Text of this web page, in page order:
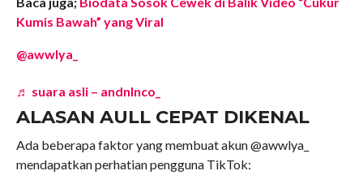
Kumis Bawah” yang Viral
@awwlya_
♬ suara asli – andnlnco_
ALASAN AULL CEPAT DIKENAL
Ada beberapa faktor yang membuat akun @awwlya_
mendapatkan perhatian pengguna TikTok: